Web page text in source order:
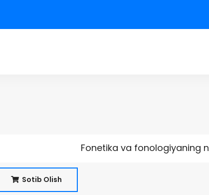
Fonetika va fonologiyaning
Sotib Olish